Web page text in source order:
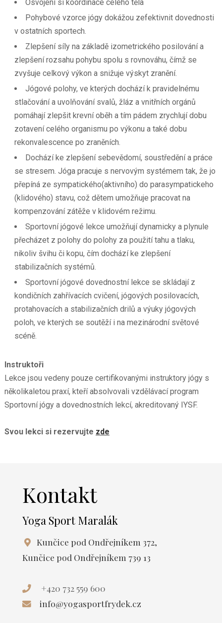
Osvojení si koordinace celého těla
Pohybové vzorce jógy dokážou zefektivnit dovednosti
v ostatních sportech.
Zlepšení síly na základě izometrického posilování a
zlepšení rozsahu pohybu spolu s rovnováhu, čímž se
zvyšuje celkový výkon a snižuje výskyt zranění.
Jógové polohy, ve kterých dochází k pravidelnému
stlačování a uvolňování svalů, žláz a vnitřních orgánů
pomáhají zlepšit krevní oběh a tím pádem zrychlují dobu
zotavení celého organismu po výkonu a také dobu
rekonvalescence po zraněních.
Dochází ke zlepšení sebevědomí, soustředění a práce
se stresem. Jóga pracuje s nervovým systémem tak, že jo
přepíná ze sympatického(aktivního) do parasympatickeho
(klidového) stavu, což dětem umožňuje pracovat na
kompenzování zátěže v klidovém režimu.
Sportovní jógové lekce umožňují dynamicky a plynule
přecházet z polohy do polohy za použití tahu a tlaku,
nikoliv švihu či kopu, čím dochází ke zlepšení
stabilizačních systémů.
Sportovní jógové dovednostní lekce se skládají z
kondičních zahřívacích cvičení, jógových posilovacích,
protahovacích a stabilizačních drilů a výuky jógových
poloh, ve kterých se soutěží i na mezinárodní světové
scéně.
Instruktoři
Lekce jsou vedeny pouze certifikovanými instruktory jógy s
několikaletou praxí, kteří absolvovali vzdělávací program
Sportovní jógy a dovednostních lekcí, akreditovaný IYSF.
Svou lekci si rezervujte zde
Kontakt
Yoga Sport Maralák
Kunčice pod Ondřejníkem 372,
Kunčice pod Ondřejníkem 739 13
+420 732 559 600
info@yogasportfrydek.cz